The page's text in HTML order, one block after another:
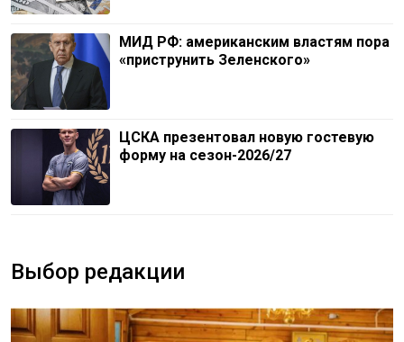
МИД РФ: американским властям пора
«приструнить Зеленского»
ЦСКА презентовал новую гостевую
форму на сезон-2026/27
Выбор редакции